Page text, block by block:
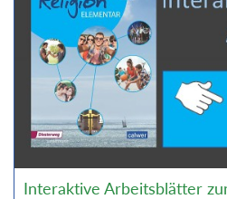
Interaktive Arbeitsblätter